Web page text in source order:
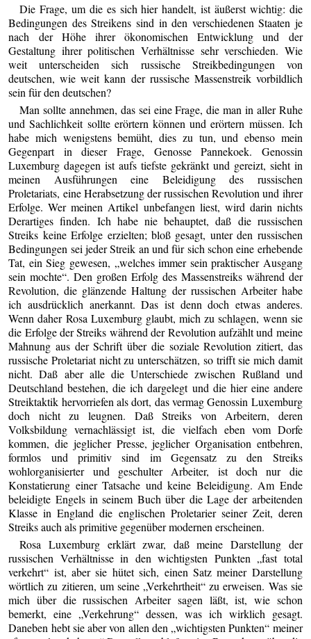
Die Frage, um die es sich hier handelt, ist äußerst wichtig: die
Bedingungen des Streikens sind in den verschiedenen Staaten je
nach der Höhe ihrer ökonomischen Entwicklung und der
Gestaltung ihrer politischen Verhältnisse sehr verschieden. Wie
weit unterscheiden sich russische Streikbedingungen von
deutschen, wie weit kann der russische Massenstreik vorbildlich
sein für den deutschen?
Man sollte annehmen, das sei eine Frage, die man in aller Ruhe
und Sachlichkeit sollte erörtern können und erörtern müssen. Ich
habe mich wenigstens bemüht, dies zu tun, und ebenso mein
Gegenpart in dieser Frage, Genosse Pannekoek. Genossin
Luxemburg dagegen ist aufs tiefste gekränkt und gereizt, sieht in
meinen Ausführungen eine Beleidigung des russischen
Proletariats, eine Herabsetzung der russischen Revolution und ihrer
Erfolge. Wer meinen Artikel unbefangen liest, wird darin nichts
Derartiges finden. Ich habe nie behauptet, daß die russischen
Streiks keine Erfolge erzielten; bloß gesagt, unter den russischen
Bedingungen sei jeder Streik an und für sich schon eine erhebende
Tat, ein Sieg gewesen, „welches immer sein praktischer Ausgang
sein mochte“. Den großen Erfolg des Massenstreiks während der
Revolution, die glänzende Haltung der russischen Arbeiter habe
ich ausdrücklich anerkannt. Das ist denn doch etwas anderes.
Wenn daher Rosa Luxemburg glaubt, mich zu schlagen, wenn sie
die Erfolge der Streiks während der Revolution aufzählt und meine
Mahnung aus der Schrift über die soziale Revolution zitiert, das
russische Proletariat nicht zu unterschätzen, so trifft sie mich damit
nicht. Daß aber alle die Unterschiede zwischen Rußland und
Deutschland bestehen, die ich dargelegt und die hier eine andere
Streiktaktik hervorriefen als dort, das vermag Genossin Luxemburg
doch nicht zu leugnen. Daß Streiks von Arbeitern, deren
Volksbildung vernachlässigt ist, die vielfach eben vom Dorfe
kommen, die jeglicher Presse, jeglicher Organisation entbehren,
formlos und primitiv sind im Gegensatz zu den Streiks
wohlorganisierter und geschulter Arbeiter, ist doch nur die
Konstatierung einer Tatsache und keine Beleidigung. Am Ende
beleidigte Engels in seinem Buch über die Lage der arbeitenden
Klasse in England die englischen Proletarier seiner Zeit, deren
Streiks auch als primitive gegenüber modernen erscheinen.
Rosa Luxemburg erklärt zwar, daß meine Darstellung der
russischen Verhältnisse in den wichtigsten Punkten „fast total
verkehrt“ ist, aber sie hütet sich, einen Satz meiner Darstellung
wörtlich zu zitieren, um seine „Verkehrtheit“ zu erweisen. Was sie
mich über die russischen Arbeiter sagen läßt, ist, wie schon
bemerkt, eine „Verkehrung“ dessen, was ich wirklich gesagt.
Daneben hebt sie aber von allen den „wichtigsten Punkten“ meiner